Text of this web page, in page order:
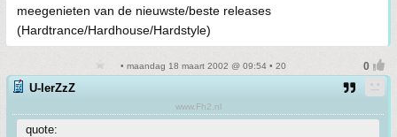
meegenieten van de nieuwste/beste releases
(Hardtrance/Hardhouse/Hardstyle)
• maandag 18 maart 2002 @ 09:54 • 20
U-lerZzZ
www.Fh2.nl
quote: